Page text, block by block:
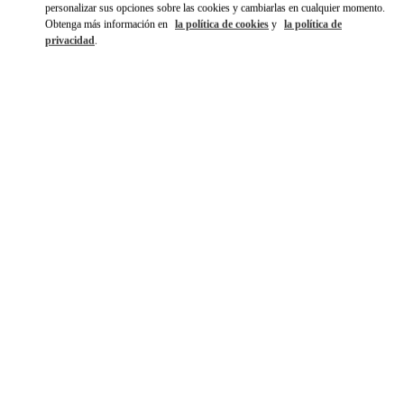
Link Opens in New Tab
personalizar sus opciones sobre las cookies y cambiarlas en cualquier momento.
Obtenga más información en la política de cookies y la política de
privacidad.